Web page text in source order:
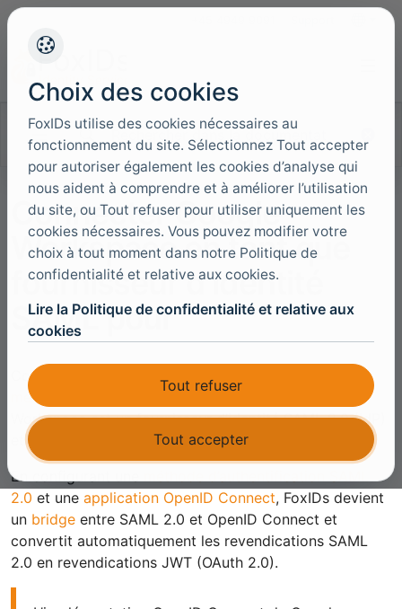
Langues
Rechercher dans la documentation
Connecter Google
Workspace en tant que
fournisseur d'identité
SAML pour
Connectez Google Workspace à FoxIDs avec une
méthode d’authentification SAML 2.0
Workspace est un fournisseur d’identité SAML 2.0 (IdP)
et FoxIDs agit comme Relying Party (RP) SAML 2.0.
En configurant une
2.0 et une application OpenID Connect, FoxIDs devient
un bridge entre SAML 2.0 et OpenID Connect et
convertit automatiquement les revendications SAML
2.0 en revendications JWT (OAuth 2.0).
Choix des cookies
FoxIDs utilise des cookies nécessaires au
fonctionnement du site. Sélectionnez Tout accepter
pour autoriser également les cookies d’analyse qui
nous aident à comprendre et à améliorer l’utilisation
du site, ou Tout refuser pour utiliser uniquement les
cookies nécessaires. Vous pouvez modifier votre
choix à tout moment dans notre Politique de
confidentialité et relative aux cookies.
Lire la Politique de confidentialité et relative aux
cookies
Tout refuser
Tout accepter